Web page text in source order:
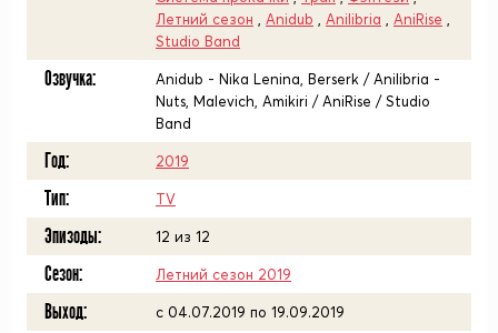
Летний сезон
Anidub Anilibria AniRise
Studio Band
Озвучка:
Anidub - Nika Lenina, Berserk / Anilibria -
Nuts, Malevich, Amikiri / AniRise / Studio
Band
Год: 2019
Тип: TV
Эпизоды: 12 из 12
Сезон: Летний сезон 2019
Выход: c 04.07.2019 по 19.09.2019